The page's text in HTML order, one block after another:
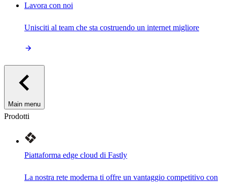
Lavora con noi
Unisciti al team che sta costruendo un internet migliore
Main menu
Prodotti
Piattaforma edge cloud di Fastly
La nostra rete moderna ti offre un vantaggio competitivo con